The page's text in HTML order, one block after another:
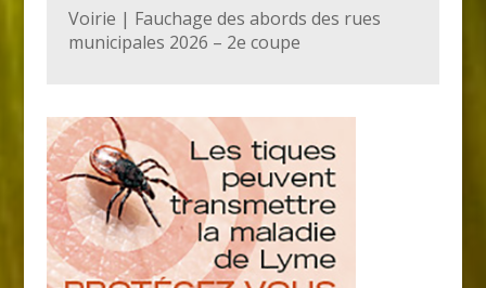
Voirie | Fauchage des abords des rues
municipales 2026 – 2e coupe